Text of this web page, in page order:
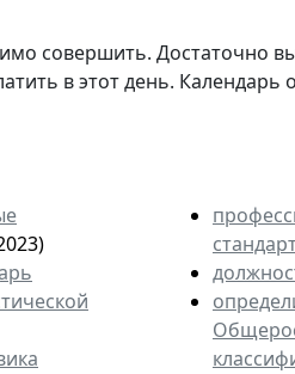
совершить. Достаточно
в этот день. Календарь